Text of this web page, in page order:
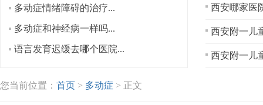
多动症情绪障碍的治疗...
多动症和神经病一样吗...
语言发育迟缓去哪个医院...
西安附一儿
西安附一儿
您当前位置： 首页 > 多动症 > 正文